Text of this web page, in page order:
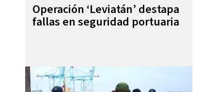
Operación ‘Leviatán’ destapa
fallas en seguridad portuaria